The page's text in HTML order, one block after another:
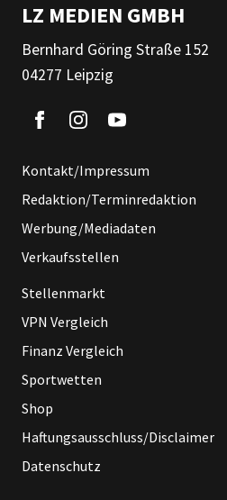
LZ MEDIEN GMBH
Bernhard Göring Straße 152
04277 Leipzig
Kontakt/Impressum
Redaktion/Terminredaktion
Werbung/Mediadaten
Verkaufsstellen
Stellenmarkt
VPN Vergleich
Finanz Vergleich
Sportwetten
Shop
Haftungsausschluss/Disclaimer
Datenschutz